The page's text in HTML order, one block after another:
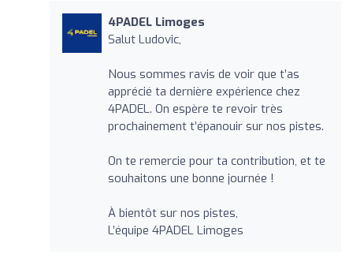
4PADEL Limoges
Salut Ludovic,
Nous sommes ravis de voir que t’as
apprécié ta dernière expérience chez
4PADEL. On espère te revoir très
prochainement t’épanouir sur nos pistes.
On te remercie pour ta contribution, et te
souhaitons une bonne journée !
À bientôt sur nos pistes,
L’équipe 4PADEL Limoges